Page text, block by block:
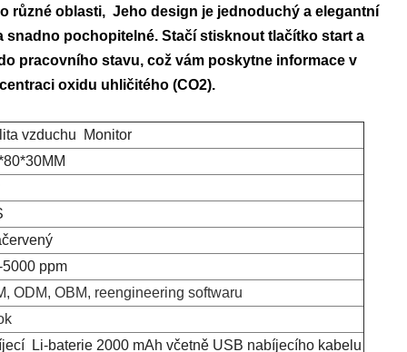
různé oblasti, Jeho design je jednoduchý a elegantní
snadno pochopitelné. Stačí stisknout tlačítko start a
pracovního stavu, což vám poskytne informace v
oxidu uhličitého (CO2).
vzduchu Monitor
ppm
ODM, OBM, reengineering softwaru
Li-baterie 2000 mAh včetně USB nabíjecího kabelu